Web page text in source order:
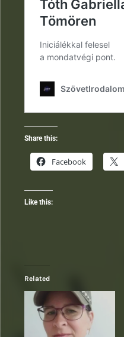
Share this:
Facebook
Like this:
Related